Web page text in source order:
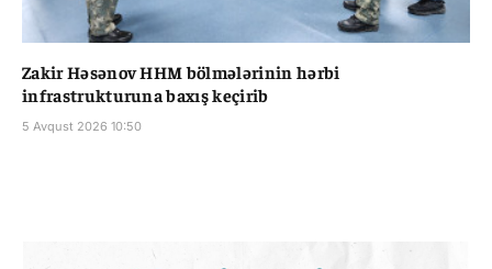
Zakir Həsənov HHM bölmələrinin hərbi
infrastrukturuna baxış keçirib
5 Avqust 2026 10:50